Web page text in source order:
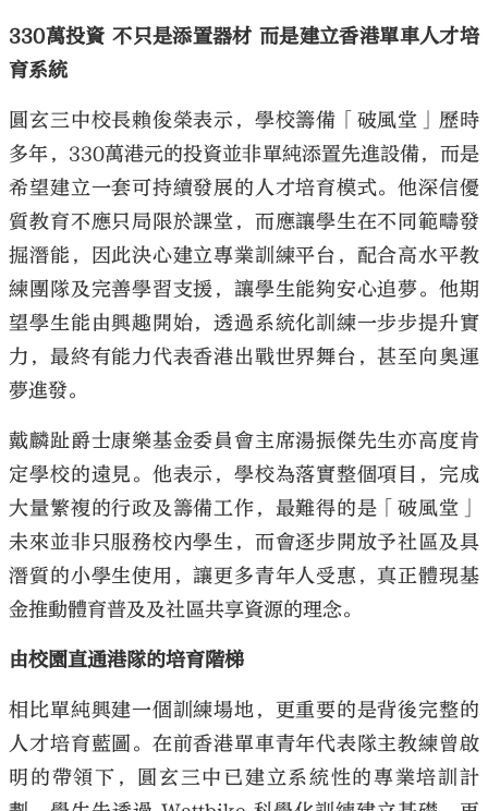
330萬投資 不只是添置器材 而是建立香港單車人才培
育系統
圓玄三中校長賴俊榮表示，學校籌備「破風堂」歷時
多年，330萬港元的投資並非單純添置先進設備，而是
希望建立一套可持續發展的人才培育模式。他深信優
質教育不應只局限於課堂，而應讓學生在不同範疇發
掘潛能，因此決心建立專業訓練平台，配合高水平教
練團隊及完善學習支援，讓學生能夠安心追夢。他期
望學生能由興趣開始，透過系統化訓練一步步提升實
力，最終有能力代表香港出戰世界舞台，甚至向奧運
夢進發。
戴麟趾爵士康樂基金委員會主席湯振傑先生亦高度肯
定學校的遠見。他表示，學校為落實整個項目，完成
大量繁複的行政及籌備工作，最難得的是「破風堂」
未來並非只服務校內學生，而會逐步開放予社區及具
潛質的小學生使用，讓更多青年人受惠，真正體現基
金推動體育普及及社區共享資源的理念。
由校園直通港隊的培育階梯
相比單純興建一個訓練場地，更重要的是背後完整的
人才培育藍圖。在前香港單車青年代表隊主教練曾啟
明的帶領下，圓玄三中已建立系統性的專業培訓計